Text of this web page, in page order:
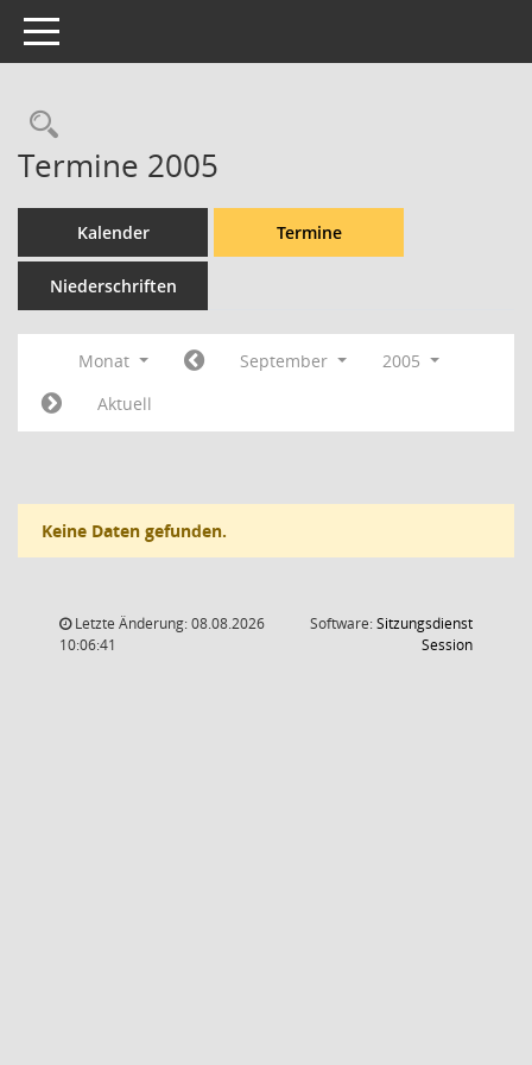
Toggle navigation
Rechercheauswahl
Termine 2005
Kalender Termine
Niederschriften
Monat September
2005
Aktuell
Keine Daten gefunden.
Letzte Änderung: 08.08.2026
10:06:41
Software:Sitzungsdienst
Session(Wird in